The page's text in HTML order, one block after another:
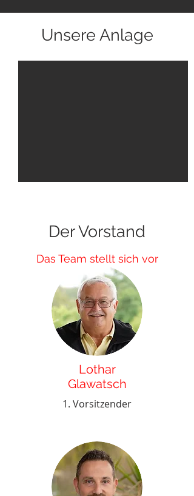
Unsere Anlage
Der Vorstand
Lothar
Glawatsch
1. Vorsitzender
Das Team stellt sich vor